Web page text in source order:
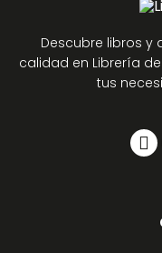
Descubre libros y
calidad en Librería
tus